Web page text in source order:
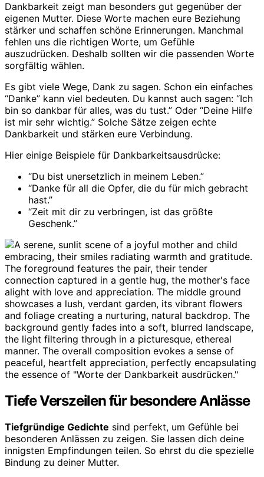
Dankbarkeit zeigt man besonders gut gegenüber der
eigenen Mutter. Diese Worte machen eure Beziehung
stärker und schaffen schöne Erinnerungen. Manchmal
fehlen uns die richtigen Worte, um Gefühle
auszudrücken. Deshalb sollten wir die passenden Worte
sorgfältig wählen.
Es gibt viele Wege, Dank zu sagen. Schon ein einfaches
“Danke” kann viel bedeuten. Du kannst auch sagen: “Ich
bin so dankbar für alles, was du tust.” Oder “Deine Hilfe
ist mir sehr wichtig.” Solche Sätze zeigen echte
Dankbarkeit und stärken eure Verbindung.
Hier einige Beispiele für Dankbarkeitsausdrücke:
“Du bist unersetzlich in meinem Leben.”
“Danke für all die Opfer, die du für mich gebracht
hast.”
“Zeit mit dir zu verbringen, ist das größte
Geschenk.”
Tiefe Verszeilen für besondere Anlässe
Tiefgründige Gedichte sind perfekt, um Gefühle bei
besonderen Anlässen zu zeigen. Sie lassen dich deine
innigsten Empfindungen teilen. So ehrst du die spezielle
Bindung zu deiner Mutter.